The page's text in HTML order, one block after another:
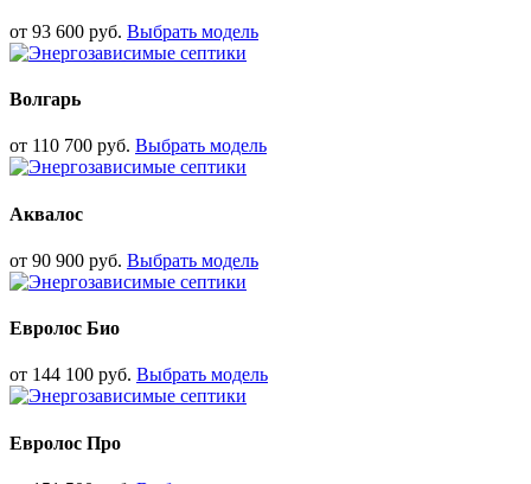
от 93 600 руб. Выбрать модель
Волгарь
от 110 700 руб. Выбрать модель
Аквалос
от 90 900 руб. Выбрать модель
Евролос Био
от 144 100 руб. Выбрать модель
Евролос Про